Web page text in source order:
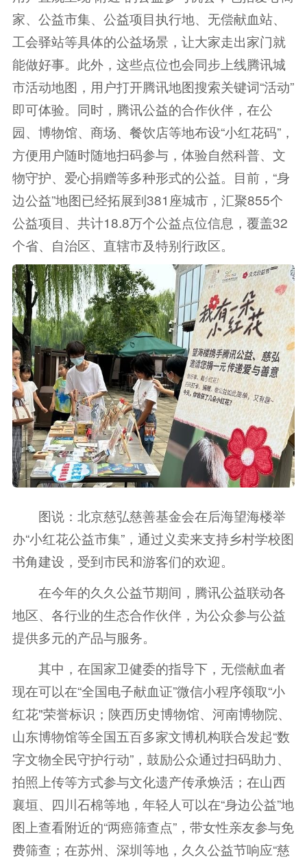
家、公益市集、公益项目执行地、无偿献血站、
工会驿站等具体的公益场景，让大家走出家门就
能做好事。此外，这些点位也会同步上线腾讯城
市活动地图，用户打开腾讯地图搜索关键词“活动”
即可体验。同时，腾讯公益的合作伙伴，在公
园、博物馆、商场、餐饮店等地布设“小红花码”，
方便用户随时随地扫码参与，体验自然科普、文
物守护、爱心捐赠等多种形式的公益。目前，“身
边公益”地图已经拓展到381座城市，汇聚855个
公益项目、共计18.8万个公益点位信息，覆盖32
个省、自治区、直辖市及特别行政区。
图说：北京慈弘慈善基金会在后海望海楼举
办“小红花公益市集”，通过义卖来支持乡村学校图
书角建设，受到市民和游客们的欢迎。
在今年的久久公益节期间，腾讯公益联动各
地区、各行业的生态合作伙伴，为公众参与公益
提供多元的产品与服务。
其中，在国家卫健委的指导下，无偿献血者
现在可以在“全国电子献血证”微信小程序领取“小
红花"荣誉标识；陕西历史博物馆、河南博物院、
山东博物馆等全国五百多家文博机构联合发起“数
字文物全民守护行动”，鼓励公众通过扫码助力、
拍照上传等方式参与文化遗产传承焕活；在山西
襄垣、四川石棉等地，年轻人可以在“身边公益”地
图上查看附近的“两癌筛查点”，带女性亲友参与免
费筛查；在苏州、深圳等地，久久公益节响应“慈